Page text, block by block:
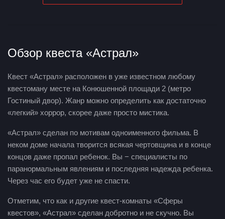
Обзор квеста «Астрал»
Квест «Астрал» расположен в уже известном любому
квестоману месте на Конюшенной площади 2 (метро
Гостиный двор). Жанр можно определить как достаточно
«легкий» хоррор, скорее даже просто мистика.
«Астрал» сделан по мотивам одноименного фильма. В
неком доме начала творится всякая чертовщина и в конце
концов даже пропал ребенок. Вы − специалисты по
паранормальным явлениям и последняя надежда ребенка.
Через час его будет уже не спасти.
Отметим, что как и другие квест-комнаты «Сферы
квестов», «Астрал» сделан добротно и не скучно. Вы